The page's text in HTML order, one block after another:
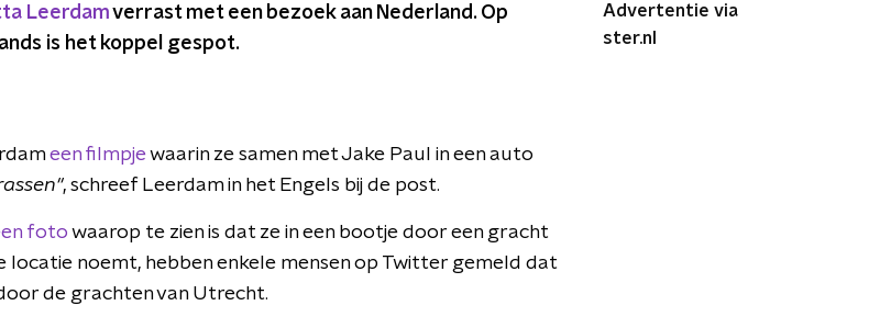
Leerdamverrast met een bezoek aan Nederland. Op
is het koppel gespot.
een filmpjewaarin ze samen met Jake Paul in een auto
, schreef Leerdam in het Engels bij de post.
foto waarop te zien is dat ze in een bootje door een gracht
locatie noemt, hebben enkele mensen op Twitter gemeld dat
de grachten van Utrecht.
Advertentie via
ster.nl